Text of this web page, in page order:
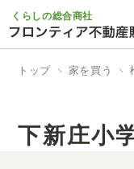
くらしの総合商社
トップ 家を買う
下新庄小